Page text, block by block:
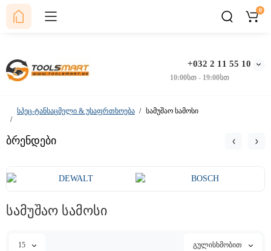
+032 2 11 55 10
10:00სთ - 19:00სთ
0
სპეც-ტანსაცმელი & უსაფრთხოება სამუშაო სამოსი
ბრენდები
სამუშაო სამოსი
15 გულისხმობით